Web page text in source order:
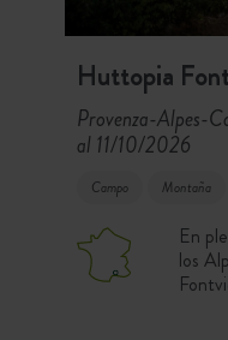
Huttopia
Provenza-Alpes-
al 11/10/2026
Campo Montaña
En
los